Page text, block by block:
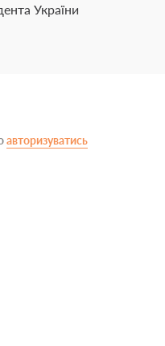
України
авторизуватись